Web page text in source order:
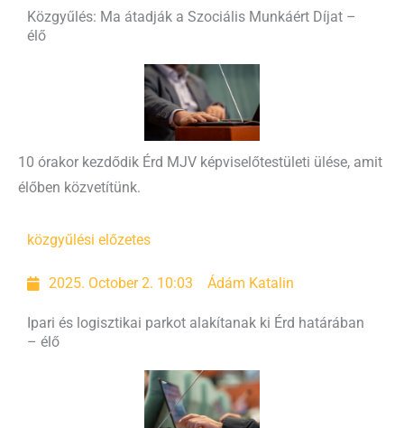
Közgyűlés: Ma átadják a Szociális Munkáért Díjat –
élő
10 órakor kezdődik Érd MJV képviselőtestületi ülése, amit
élőben közvetítünk.
közgyűlési előzetes
2025. October 2. 10:03 Ádám Katalin
Ipari és logisztikai parkot alakítanak ki Érd határában
– élő